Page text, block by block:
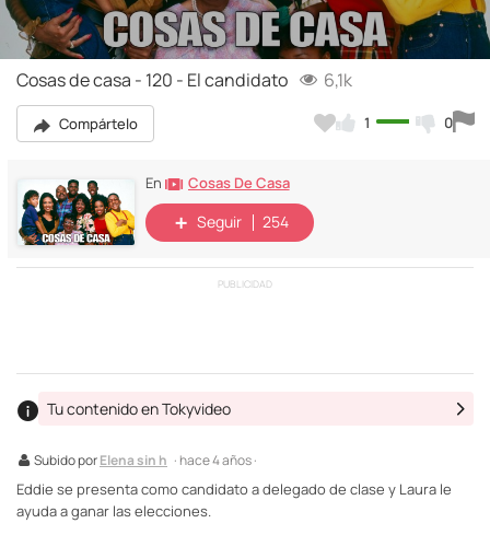
Video
Cosas de casa - 120 - El candidato 6,1k
Compártelo 1 0
En Cosas De Casa
Seguir 254
PUBLICIDAD
Subido porElena sin h · hace 4 años ·
Tu contenido en Tokyvideo
Eddie se presenta como candidato a delegado de clase y Laura le
ayuda a ganar las elecciones.